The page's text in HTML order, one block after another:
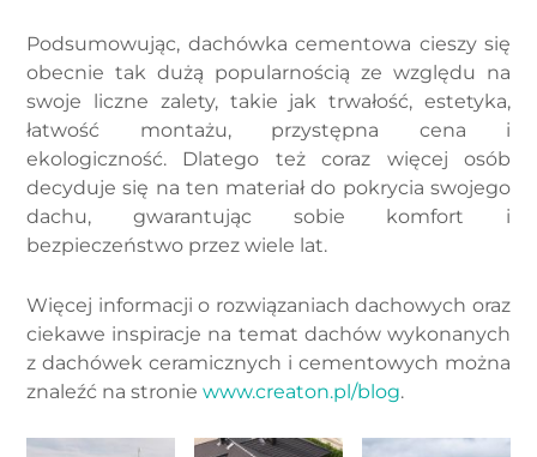
Podsumowując, dachówka cementowa cieszy się
obecnie tak dużą popularnością ze względu na
swoje liczne zalety, takie jak trwałość, estetyka,
łatwość montażu, przystępna cena i
ekologiczność. Dlatego też coraz więcej osób
decyduje się na ten materiał do pokrycia swojego
dachu, gwarantując sobie komfort i
bezpieczeństwo przez wiele lat.
Więcej informacji o rozwiązaniach dachowych oraz
ciekawe inspiracje na temat dachów wykonanych
z dachówek ceramicznych i cementowych można
znaleźć na stronie www.creaton.pl/blog.